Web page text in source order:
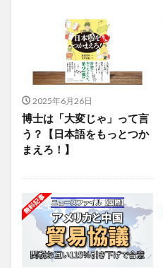
2025年6月26日
博士は「大変じゃ」って言
う？【日本語をもっとつか
まえろ！】